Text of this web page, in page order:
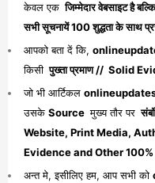
केवल एक जिम्मेदार वेबसाइट है
सभी सूचनायें 100 शुद्धता के साथ
आपको बता दें कि,
किसी पुख्ता प्रमाण // Solid
जो भी आर्टिकल
उसके Source मुख्य तौर पर
Website, Print Media,
Evidence and Other
अन्त मे, इसीलिए हम, आप सभी को